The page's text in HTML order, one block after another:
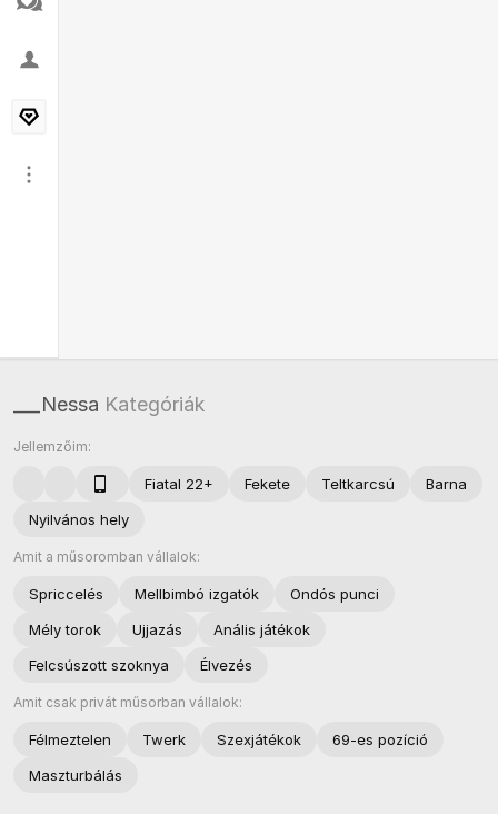
___Nessa Kategóriák
Jellemzőim:
Fiatal 22+ Fekete Teltkarcsú
Barna
Nyilvános hely
Amit a műsoromban vállalok:
Spriccelés Mellbimbó izgatók
Ondós punci
Mély torok
Ujjazás
Anális játékok
Felcsúszott szoknya
Élvezés
Amit csak privát műsorban vállalok:
Félmeztelen Twerk Szexjátékok
69-es pozíció
Maszturbálás